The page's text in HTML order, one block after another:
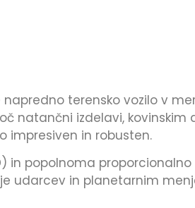
terensko vozilo v
natančni izdelavi,
impresiven in robusten.
in popolnoma
udarcev in planetarnim